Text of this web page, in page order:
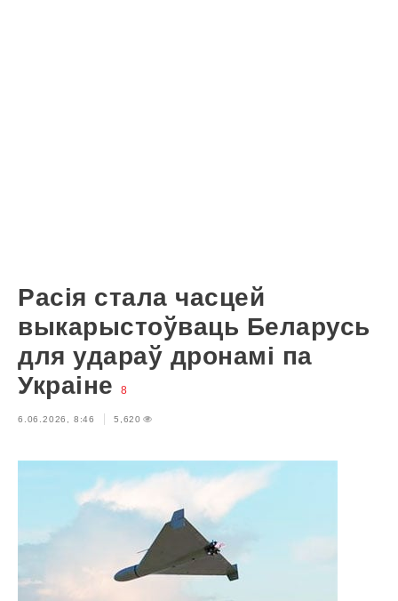
Расія стала часцей
выкарыстоўваць Беларусь
для удараў дронамі па
Украіне
8
6.06.2026, 8:46 5,620